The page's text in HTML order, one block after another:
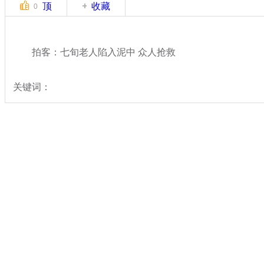
0 顶 收藏
拍客：七旬老人陷入泥中 众人抢救
关键词：